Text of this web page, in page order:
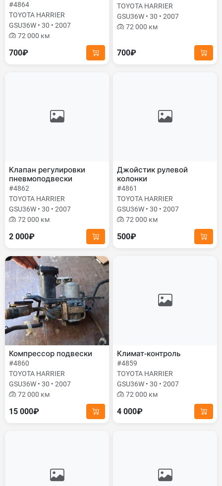
#4864
TOYOTA HARRIER
GSU36W • 30 • 2007
72 000 км
700₽
TOYOTA HARRIER
GSU36W • 30 • 2007
72 000 км
700₽
Клапан регулировки
пневмоподвески
#4862
TOYOTA HARRIER
GSU36W • 30 • 2007
72 000 км
2 000₽
Джойстик рулевой
колонки
#4861
TOYOTA HARRIER
GSU36W • 30 • 2007
72 000 км
500₽
Компрессор подвески
#4860
TOYOTA HARRIER
GSU36W • 30 • 2007
72 000 км
15 000₽
Климат-контроль
#4859
TOYOTA HARRIER
GSU36W • 30 • 2007
72 000 км
4 000₽